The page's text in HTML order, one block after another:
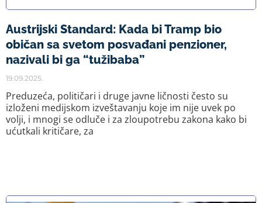
Austrijski Standard: Kada bi Tramp bio
običan sa svetom posvađani penzioner,
nazivali bi ga “tužibaba”
19.09.2025.
Preduzeća, političari i druge javne ličnosti često su
izloženi medijskom izveštavanju koje im nije uvek po
volji, i mnogi se odluče i za zloupotrebu zakona kako bi
ućutkali kritičare, za